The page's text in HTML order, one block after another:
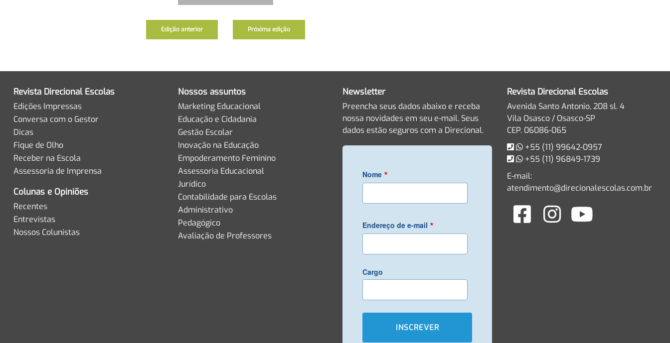
Edição anterior Próxima edição
Revista Direcional Escolas
Edições Impressas
Conversa com o Gestor
Dicas
Fique de Olho
Receber na Escola
Assessoria de Imprensa
Colunas e Opiniões
Recentes
Entrevistas
Nossos Colunistas
Nossos assuntos
Marketing Educacional
Educação e Cidadania
Gestão Escolar
Inovação na Educação
Empoderamento Feminino
Assessoria Educacional
Jurídico
Contabilidade para Escolas
Administrativo
Pedagógico
Avaliação de Professores
Newsletter
Preencha seus dados abaixo e receba
nossa novidades em seu e-mail. Seus
dados estão seguros com a Direcional.
Nome *
Endereço de e-mail *
Cargo
Revista Direcional Escolas
Avenida Santo Antonio, 208 sl. 4
Vila Osasco / Osasco-SP
CEP. 06086-065
+55 (11) 99642-0957
+55 (11) 96849-1739
E-mail:
atendimento@direcionalescolas.com.br